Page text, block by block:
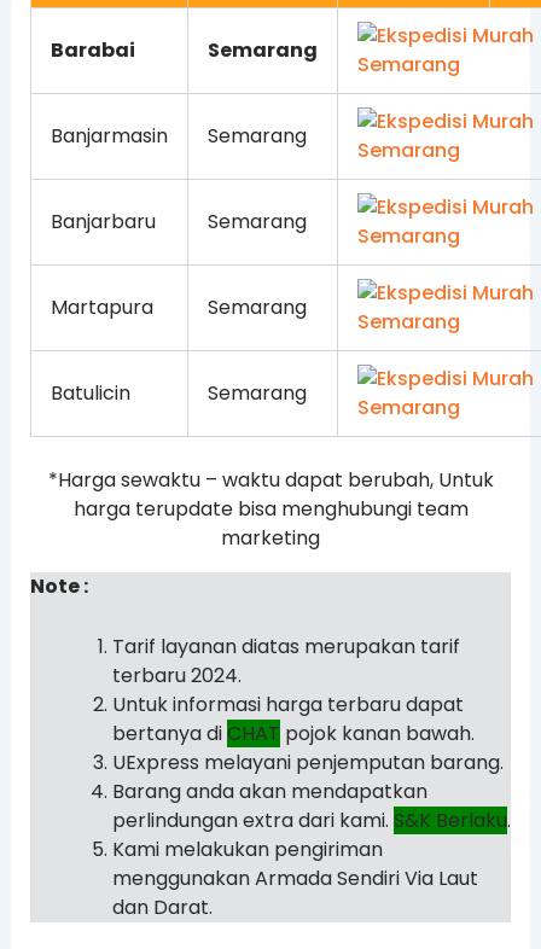
Barabai Semarang
Banjarmasin Semarang
Banjarbaru Semarang
Martapura Semarang
Batulicin Semarang
*Harga sewaktu – waktu dapat berubah, Untuk
harga terupdate bisa menghubungi team
marketing
Note :
Tarif layanan diatas merupakan tarif
terbaru 2024.
Untuk informasi harga terbaru dapat
bertanya diCHAT pojok kanan bawah.
UExpress melayani penjemputan barang.
Barang anda akan mendapatkan
perlindungan extra dari kami. S&K Berlaku.
Kami melakukan pengiriman
menggunakan Armada Sendiri Via Laut
dan Darat.